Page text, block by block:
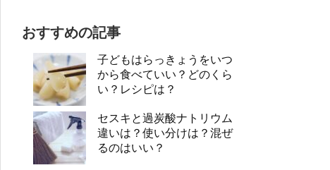
おすすめの記事
子どもはらっきょうをいつ
から食べていい？どのくら
い？レシピは？
セスキと過炭酸ナトリウム
違いは？使い分けは？混ぜ
るのはいい？